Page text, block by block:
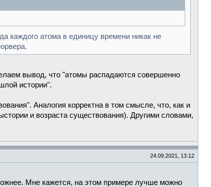
каждого атома в единицу времени никак не
вывод, что "атомы распадаются совершенно
истории".
Аналогия корректна в том смысле, что, как и
и возраста существования). Другими словами,
24.09.2021, 13:12
Мне кажется, на этом примере лучше можно